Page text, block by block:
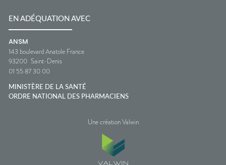
EN ADÉQUATION AVEC
ANSM
143 boulevard Anatole France
93200 Saint-Denis
01 55 87 30 00
MINISTÈRE DE LA SANTÉ
ORDRE NATIONAL DES PHARMACIENS
Une création Valwin